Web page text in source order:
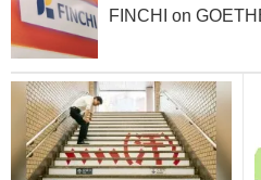
FINCHI on